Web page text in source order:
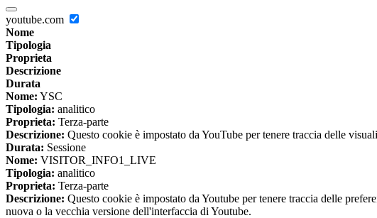
youtube.com
Nome
Tipologia
Proprieta
Descrizione
Durata
Nome: YSC
Tipologia: analitico
Proprieta: Terza-parte
Descrizione: Questo cookie è impostato da YouTube per tenere traccia delle
Durata: Sessione
Nome: VISITOR_INFO1_LIVE
Tipologia: analitico
Proprieta: Terza-parte
Descrizione: Questo cookie è impostato da Youtube per tenere traccia delle
nuova o la vecchia versione dell'interfaccia di Youtube.